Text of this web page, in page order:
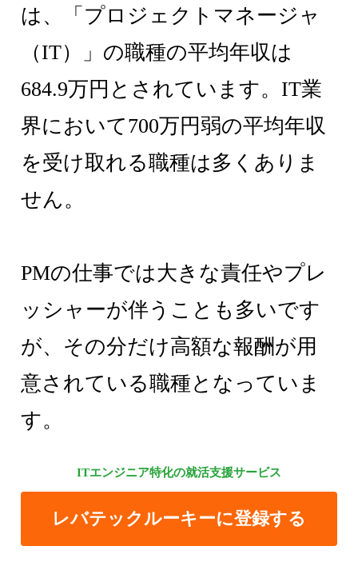
は、「プロジェクトマネージャ
（IT）」の職種の平均年収は
684.9万円とされています。IT業
界において700万円弱の平均年収
を受け取れる職種は多くありま
せん。
PMの仕事では大きな責任やプレ
ッシャーが伴うことも多いです
が、その分だけ高額な報酬が用
意されている職種となっていま
す。
ITエンジニア特化の就活支援サービス
レバテックルーキーに登録する